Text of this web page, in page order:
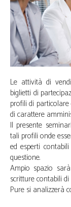
Le attività di
biglietti di
profili di
di carattere
Il presente
tali profili onde
ed esperti
questione.
Ampio spazio
scritture contabili
Pure si analizzerà